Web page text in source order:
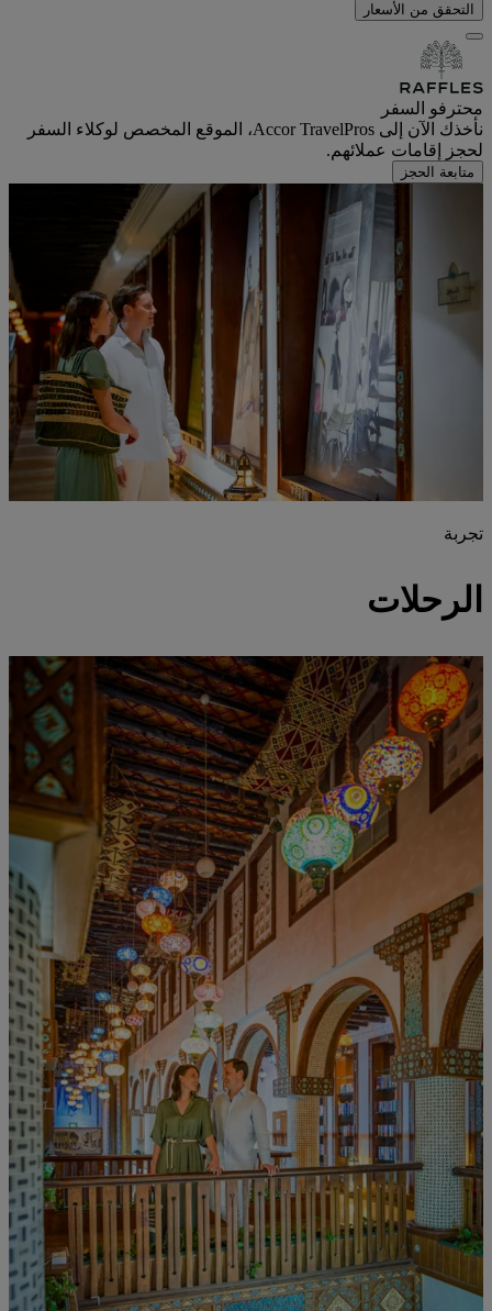
التحقق من الأسعار
محترفو السفر
نأخذك الآن إلى Accor TravelPros، الموقع المخصص لوكلاء السفر
لحجز إقامات عملائهم.
متابعة الحجز
تجربة
الرحلات